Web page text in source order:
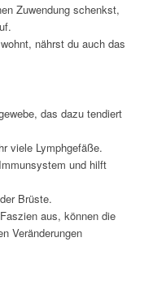
Zuwendung schenkst,
nährst du auch das
das dazu tendiert
viele Lymphgefäße.
und hilft
Brüste.
aus, können die
Veränderungen